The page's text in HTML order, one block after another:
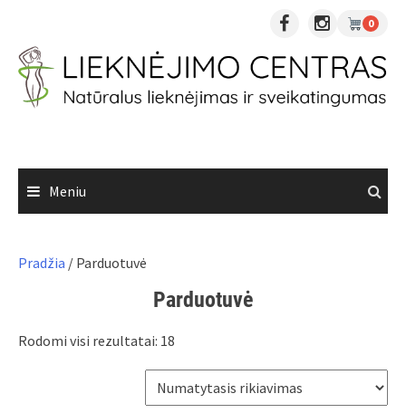
content
0
Meniu
Pradžia / Parduotuvė
Parduotuvė
Rodomi visi rezultatai: 18